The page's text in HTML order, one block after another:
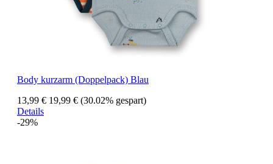
Body kurzarm (Doppelpack) Blau
13,99 € 19,99 € (30.02% gespart)
Details
-29%